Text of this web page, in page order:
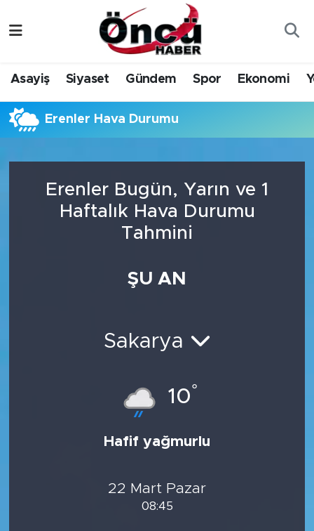
Asayiş Siyaset Gündem Spor Ekonomi
Erenler Hava Durumu
Erenler Bugün, Yarın ve 1
Haftalık Hava Durumu
Tahmini
ŞU AN
Sakarya
10°
Hafif yağmurlu
22 Mart Pazar
08:45
Gündem
Sağlık & Çevre
Spor
Siyaset
Düzce Nöbetçi Eczaneler
Düzce Hava Durumu
Düzce Namaz Vakitleri
Düzce Trafik Yoğunluk Haritası
Süper Lig Puan Durumu ve Fikstür
Tüm Manşetler